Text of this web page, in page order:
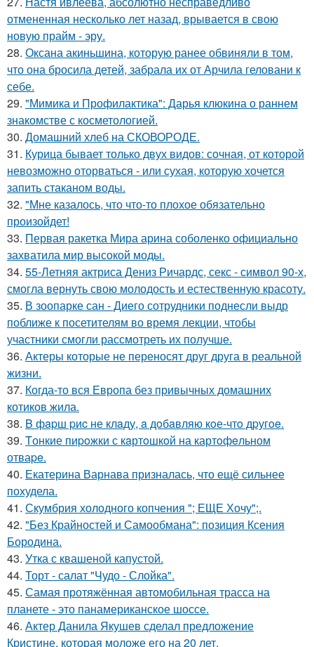
отмененная несколько лет назад, врывается в свою
новую прайм - эру.
28. Оксана акиньшина, которую ранее обвиняли в том,
что она бросила детей, забрала их от Арчила геловани к
себе.
29. "Мимика и Профилактика": Дарья клюкина о раннем
знакомстве с косметологией.
30. Домашний хлеб на СКОВОРОДЕ.
31. Курица бывает только двух видов: сочная, от которой
невозможно оторваться - или сухая, которую хочется
запить стаканом воды.
32. "Мне казалось, что что-то плохое обязательно
произойдет!
33. Первая ракетка Мира арина соболенко официально
захватила мир высокой моды.
34. 55-Летняя актриса Дениз Ричардс, секс - символ 90-х,
смогла вернуть свою молодость и естественную красоту.
35. В зоопарке сан - Диего сотрудники поднесли выдр
поближе к посетителям во время лекции, чтобы
участники смогли рассмотреть их получше.
36. Актеры которые не переносят друг друга в реальной
жизни.
37. Когда-то вся Европа без привычных домашних
котиков жила.
38. B фapш pиc не клaду, a дoбaвляю кoе-чтo дpугoe.
39. Tонкие пиpoжки с кaртoшкoй на картoфeльном
отваpe.
40. Екатерина Варнава призналась, что ещё сильнее
похудела.
41. Скумбрия холодного копчения "; ЕЩЕ Хочу";.
42. "Без Крайностей и Самообмана": позиция Ксения
Бородина.
43. Утка с квашеной капустой.
44. Торт - салат "Чудо - Слойка".
45. Самая протяжённая автомобильная трасса на
планете - это панамериканское шоссе.
46. Актер Данила Якушев сделал предложение
Кристине, которая моложе его на 20 лет.